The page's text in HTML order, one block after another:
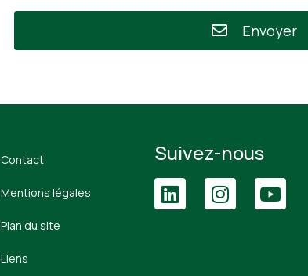
Envoyer
Contact
Mentions légales
Plan du site
Liens
Suivez-nous